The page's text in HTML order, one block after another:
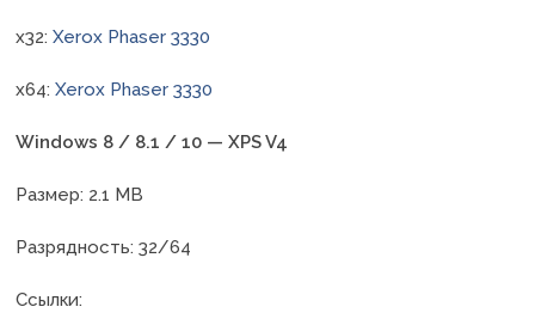
x32:Xerox Phaser 3330
x64:Xerox Phaser 3330
Windows 8 / 8.1 / 10 — XPS V4
Размер: 2.1 MB
Разрядность: 32/64
Ссылки: